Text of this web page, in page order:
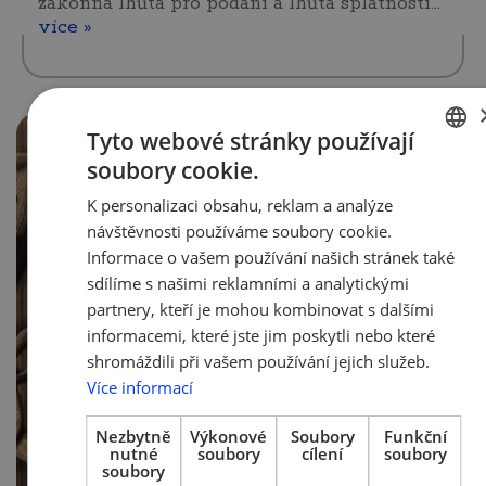
více »
Tyto webové stránky používají
soubory cookie.
K personalizaci obsahu, reklam a analýze
návštěvnosti používáme soubory cookie.
Informace o vašem používání našich stránek také
sdílíme s našimi reklamními a analytickými
partnery, kteří je mohou kombinovat s dalšími
informacemi, které jste jim poskytli nebo které
shromáždili při vašem používání jejich služeb.
Více informací
Nezbytně
nutné
soubory
Výkonové
soubory
Soubory
cílení
Funkční
soubory